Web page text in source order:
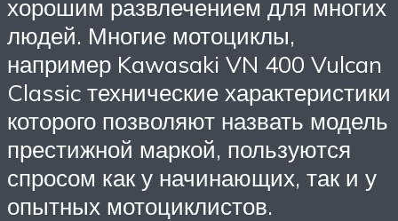
хорошим развлечением для многих
людей. Многие мотоциклы,
например Kawasaki VN 400 Vulcan
Classic технические характеристики
которого позволяют назвать модель
престижной маркой, пользуются
спросом как у начинающих, так и у
опытных мотоциклистов.